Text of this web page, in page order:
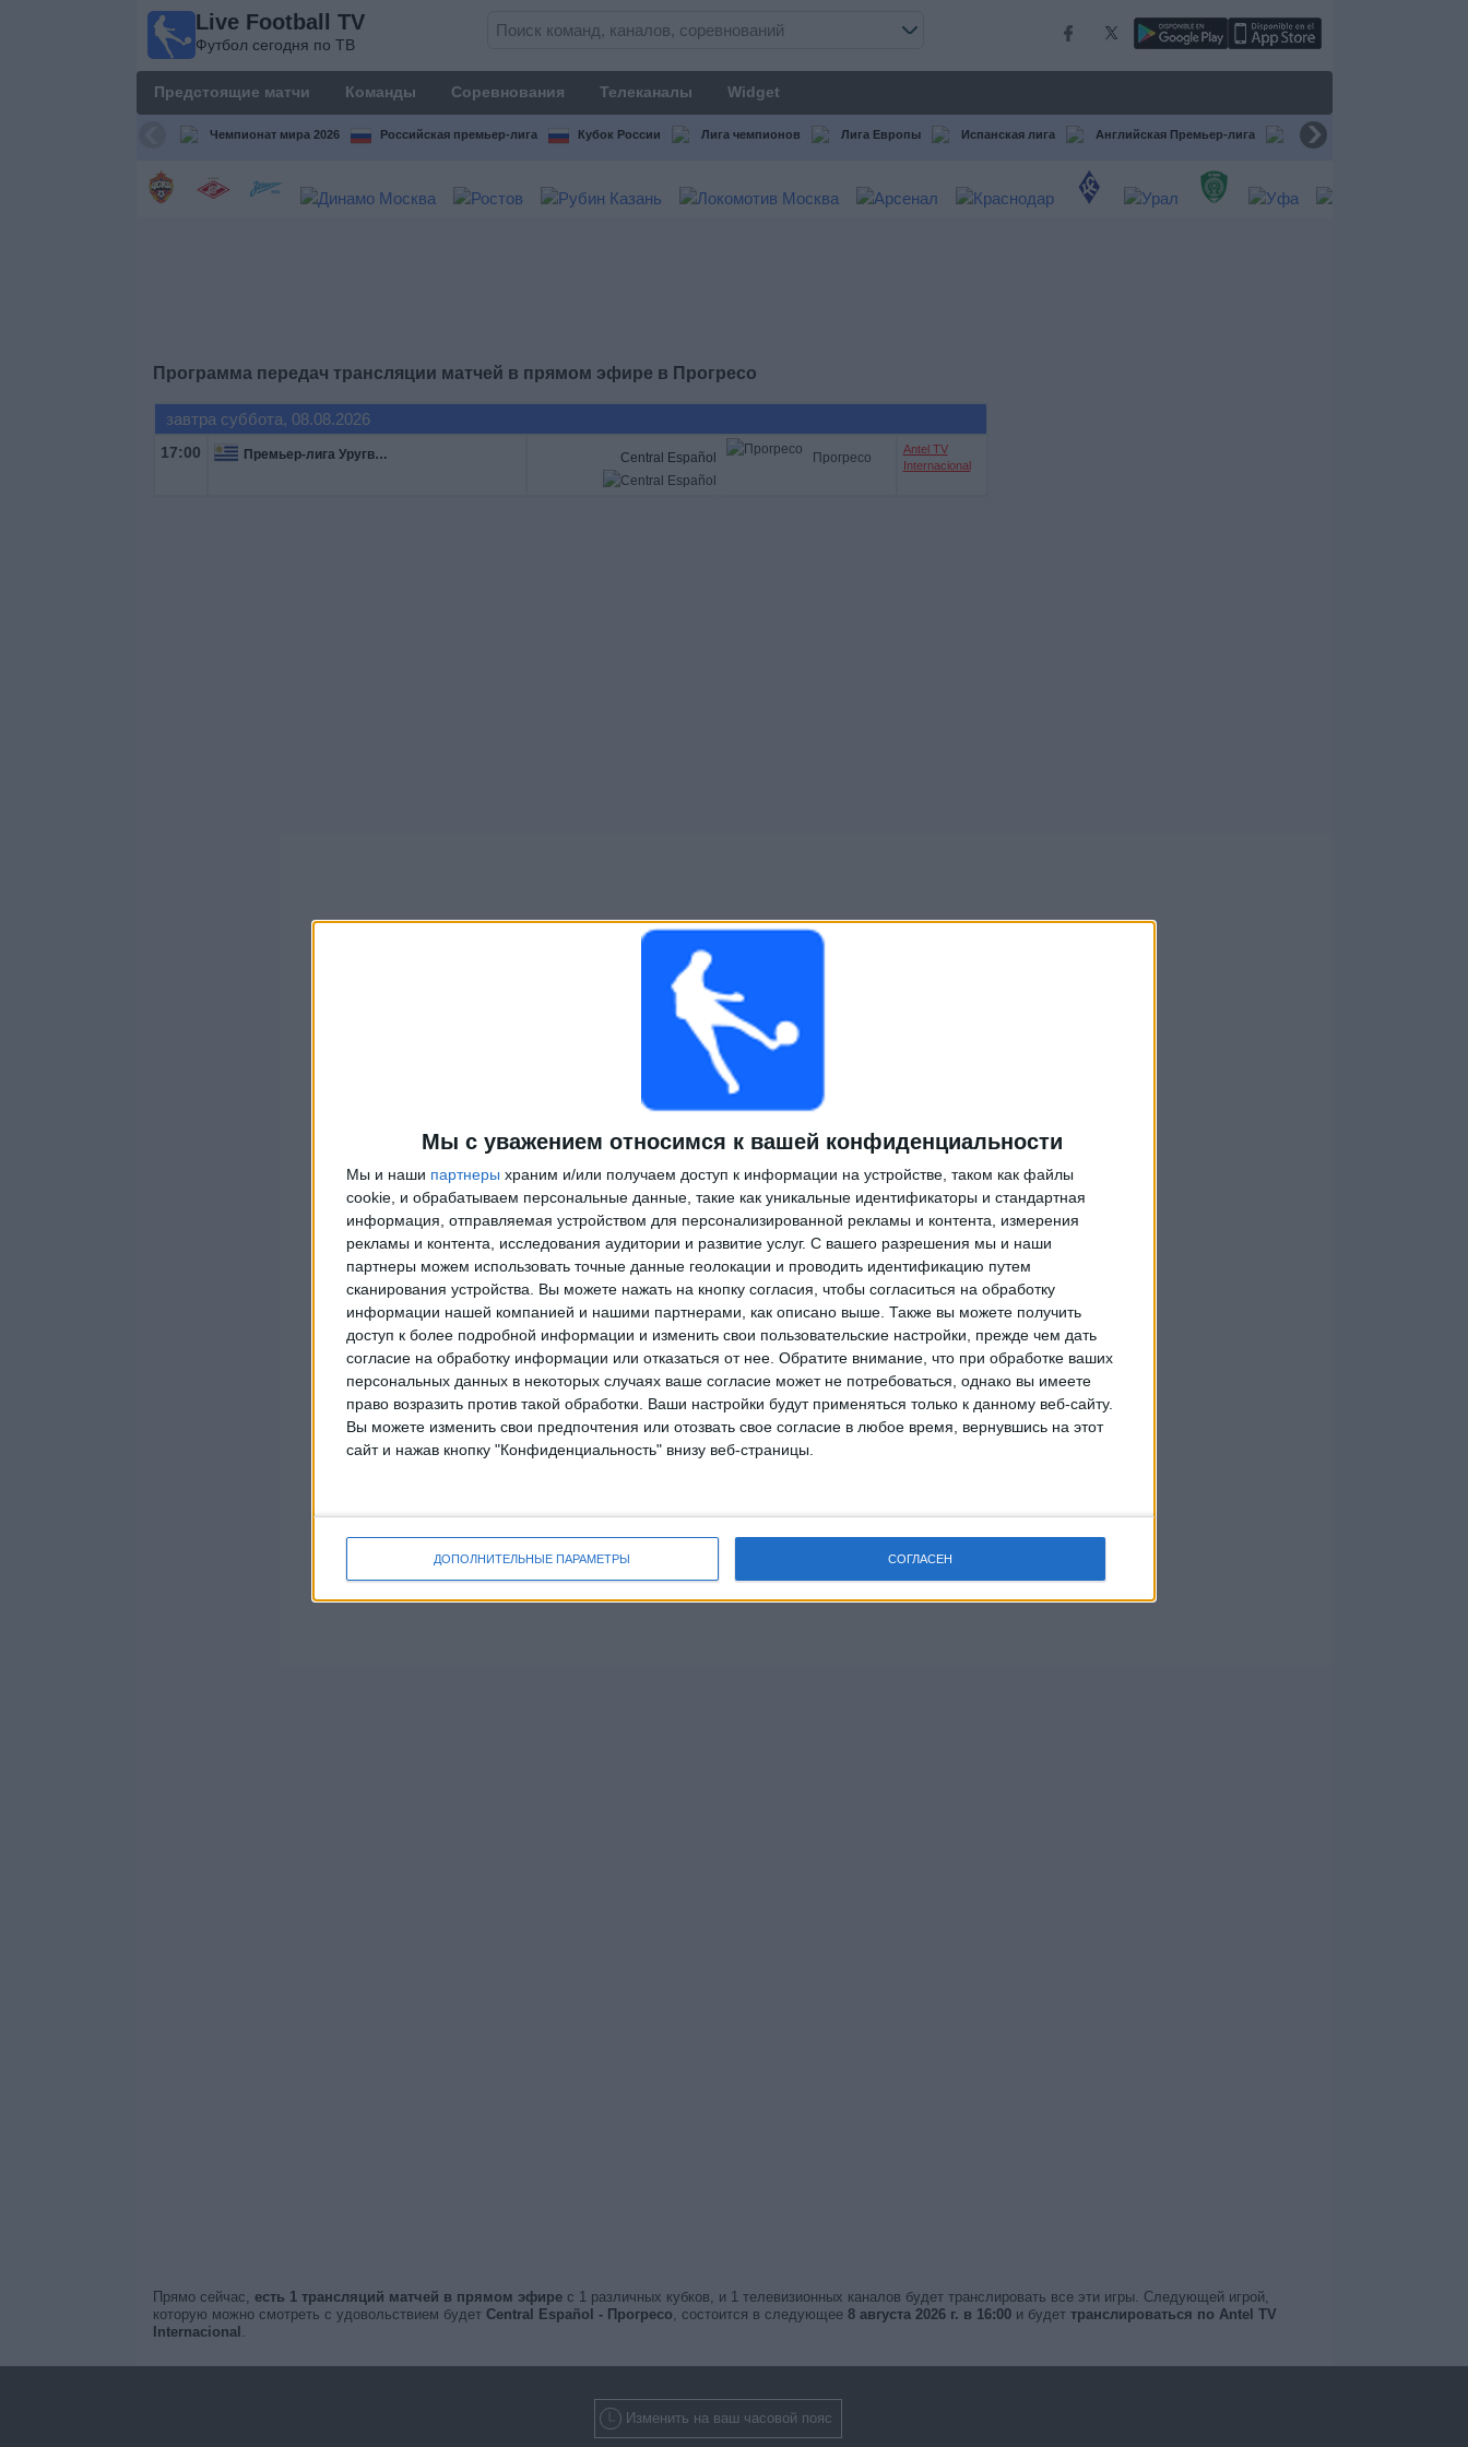
Мы с уважением относимся к вашей конфиденциальности
Мы и наши партнеры храним и/или получаем доступ к информации на устройстве, таком как файлы
cookie, и обрабатываем персональные данные, такие как уникальные идентификаторы и стандартная
информация, отправляемая устройством для персонализированной рекламы и контента, измерения
рекламы и контента, исследования аудитории и развитие услуг. С вашего разрешения мы и наши
партнеры можем использовать точные данные геолокации и проводить идентификацию путем
сканирования устройства. Вы можете нажать на кнопку согласия, чтобы согласиться на обработку
информации нашей компанией и нашими партнерами, как описано выше. Также вы можете получить
доступ к более подробной информации и изменить свои пользовательские настройки, прежде чем дать
согласие на обработку информации или отказаться от нее. Обратите внимание, что при обработке ваших
персональных данных в некоторых случаях ваше согласие может не потребоваться, однако вы имеете
право возразить против такой обработки. Ваши настройки будут применяться только к данному веб-сайту.
Вы можете изменить свои предпочтения или отозвать свое согласие в любое время, вернувшись на этот
сайт и нажав кнопку "Конфиденциальность" внизу веб-страницы.
ДОПОЛНИТЕЛЬНЫЕ ПАРАМЕТРЫ СОГЛАСЕН
Live Football TV
Футбол сегодня по ТВ
Предстоящие матчи Команды Соревнования Телеканалы Widget
Чемпионат мира 2026 Российская премьер-лига Кубок России Лига чемпионов Лига Европы Испанская лига Английская Премьер-лига Бундеслига
Программа передач трансляции матчей в прямом эфире в Прогресо
завтра суббота, 08.08.2026
17:00 Премьер-лига Уругвай Central Español Прогресо
Antel TV
Internacional
Прямо сейчас, есть 1 трансляций матчей в прямом эфирес 1 различных кубков, и 1 телевизионных каналов будет транслировать все эти игры. Следующей игрой,
которую можно смотреть с удовольствием будет Central Español - Прогресо, состоится в следующее 8 августа 2026 г. в 16:00и будет транслироваться по Antel TV
Internacional .
Изменить на ваш часовой пояс